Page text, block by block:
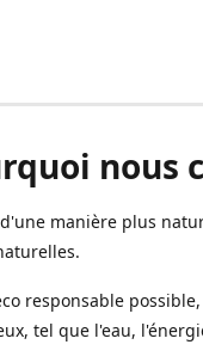
nous
manière plus
responsable
tel que l'eau,